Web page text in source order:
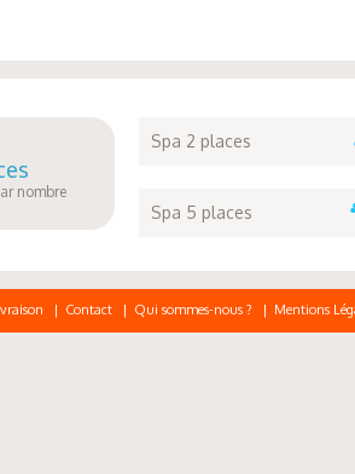
nombre
Spa 2 places
Spa 5 places
| Contact | Qui sommes-nous ? | Mentions